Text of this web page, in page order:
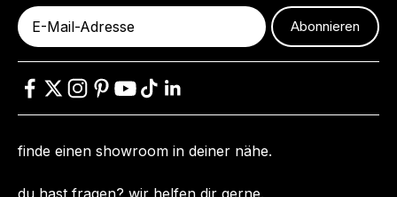
finde einen showroom in deiner nähe.